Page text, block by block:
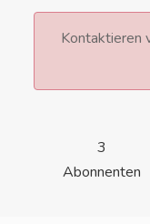
Kontaktieren
3
Abonnenten